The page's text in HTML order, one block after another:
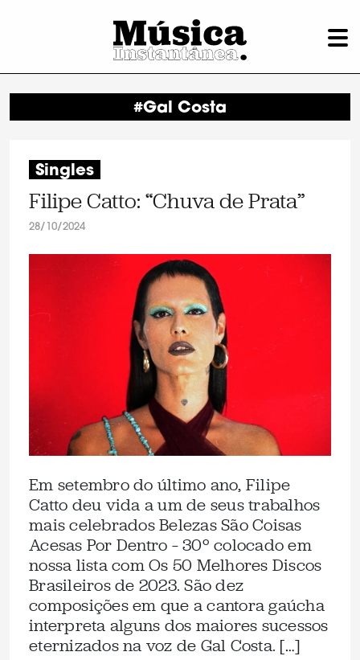
#Gal Costa
Singles
Filipe Catto: “Chuva de Prata”
28/10/2024
Em setembro do último ano, Filipe
Catto deu vida a um de seus trabalhos
mais celebrados Belezas São Coisas
Acesas Por Dentro – 30º colocado em
nossa lista com Os 50 Melhores Discos
Brasileiros de 2023. São dez
composições em que a cantora gaúcha
interpreta alguns dos maiores sucessos
eternizados na voz de Gal Costa. […]